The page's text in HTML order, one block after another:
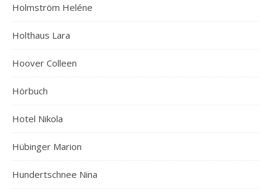
Holmström Heléne
Holthaus Lara
Hoover Colleen
Hörbuch
Hotel Nikola
Hübinger Marion
Hundertschnee Nina